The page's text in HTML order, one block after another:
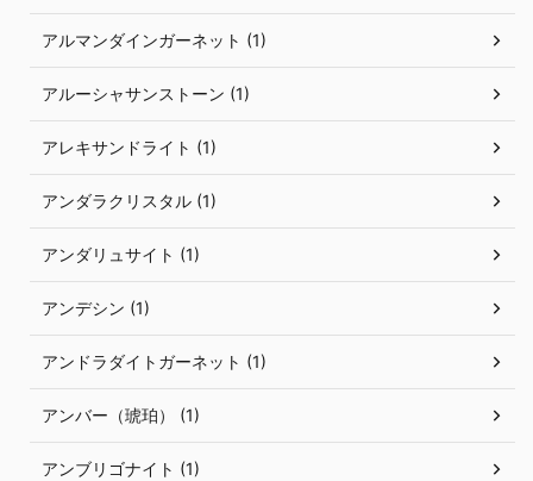
アルマンダインガーネット (1)
アルーシャサンストーン (1)
アレキサンドライト (1)
アンダラクリスタル (1)
アンダリュサイト (1)
アンデシン (1)
アンドラダイトガーネット (1)
アンバー（琥珀） (1)
アンブリゴナイト (1)